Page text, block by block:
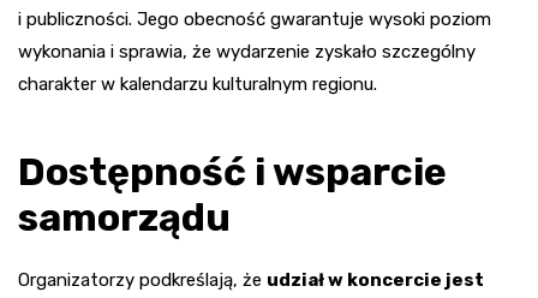
i publiczności. Jego obecność gwarantuje wysoki poziom
wykonania i sprawia, że wydarzenie zyskało szczególny
charakter w kalendarzu kulturalnym regionu.
Dostępność i wsparcie
samorządu
Organizatorzy podkreślają, że udział w koncercie jest